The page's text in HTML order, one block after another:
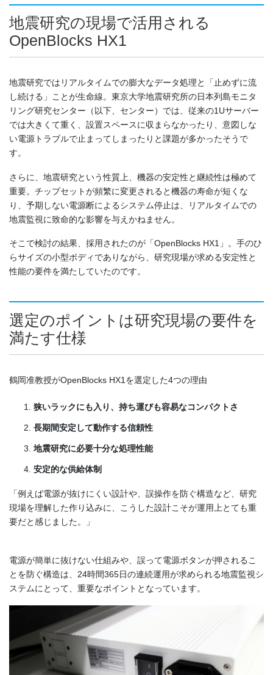
地震研究の現場で活用される
OpenBlocks HX1
地震研究ではリアルタイムでの膨大なデータ処理と「止めずに流
し続ける」ことが生命線。東京大学地震研究所の日本列島モニタ
リング研究センター（以下、センター）では、従来の1Uサーバー
では大きくて重く、設置スペースに収まらなかったり、意図しな
い電源トラブルで止まってしまったりと課題が多かったそうで
す。
さらに、地震研究という性質上、機器の安定性と継続性は極めて
重要。チップセットが頻繁に変更されると機器の寿命が短くな
り、予期しない電源断によるシステム停止は、リアルタイムでの
地震監視に致命的な影響を与えかねません。
そこで検討の結果、採用されたのが「OpenBlocks HX1」。手のひ
らサイズの小型ボディでありながら、研究現場が求める安定性と
性能の要件を満たしていたのです。
選定のポイントは研究現場の要件を
満たす仕様
鶴岡准教授がOpenBlocks HX1を選定した4つの理由
狭いラックにも入り、持ち運びも容易なコンパクトさ
長期間安定して動作する信頼性
地震研究に必要十分な処理性能
安定的な供給体制
「例えば電源が抜けにくい設計や、誤操作を防ぐ構造など、研究
現場を理解した作り込みに、こうした設計こそが運用上とても重
要だと感じました。」
電源が簡単に抜けない仕組みや、誤って電源ボタンが押されるこ
とを防ぐ構造は、24時間365日の連続運用が求められる地震監視シ
ステムにとって、重要なポイントとなっています。